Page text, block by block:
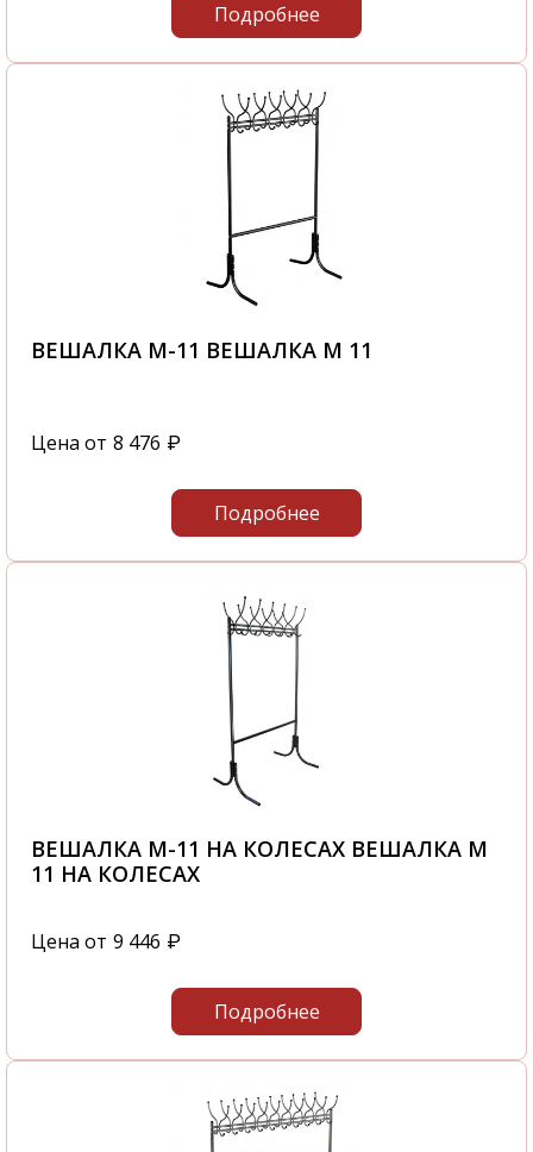
Подробнее
ВЕШАЛКА М-11 ВЕШАЛКА М 11
Цена от 8 476 ₽
Подробнее
ВЕШАЛКА М-11 НА КОЛЕСАХ ВЕШАЛКА М
11 НА КОЛЕСАХ
Цена от 9 446 ₽
Подробнее